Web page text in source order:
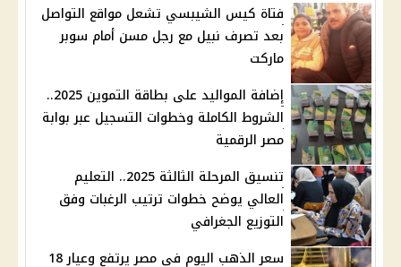
فتاة كيس الشيبسي تشعل مواقع التواصل
بعد تصرف نبيل مع رجل مسن أمام سوبر
ماركت
إضافة المواليد على بطاقة التموين 2025..
الشروط الكاملة وخطوات التسجيل عبر بوابة
مصر الرقمية
تنسيق المرحلة الثالثة 2025.. التعليم
العالي يوضح خطوات ترتيب الرغبات وفق
التوزيع الجغرافي
سعر الذهب اليوم في مصر يرتفع وعيار 18